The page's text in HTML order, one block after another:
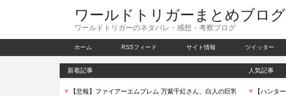
ワールドトリガーまとめブログ
ワールドトリガーのネタバレ・感想・考察ブログ
ホーム RSSフィード サイト情報 ツイッター
新着記事 人気記事